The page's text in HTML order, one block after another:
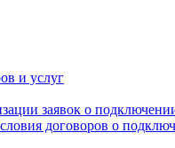
и услуг
заявок о
договоров о